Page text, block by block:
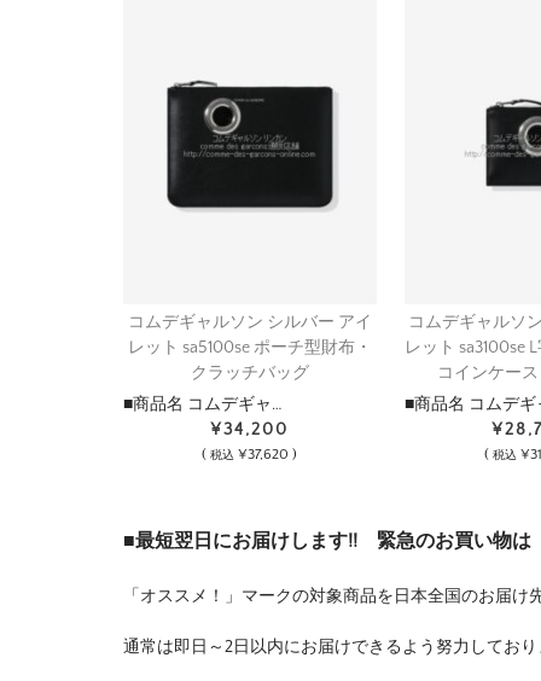
コムデギャルソン シルバー アイ
レット sa5100se ポーチ型財布・
クラッチバッグ
■商品名 コムデギャ…
¥34,200
(税込 ¥37,620 )
コムデギャルソ
レット sa3100se
コインケー
■商品名 コムデギ
( 税込
■最短翌日にお届けします!! 緊急のお買い物は
「オススメ！」マークの対象商品を日本全国のお届
通常は即日～2日以内にお届けできるよう努力してお